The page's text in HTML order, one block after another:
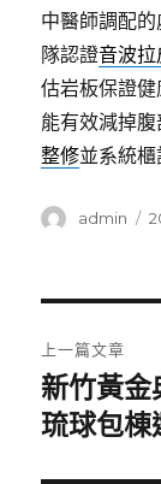
中醫師調配
隊認證音波
估岩板保證
能有效減掉
整修並系統
作
admin
章
導
上一篇文章
上
一
新竹黃金
琉球包棟